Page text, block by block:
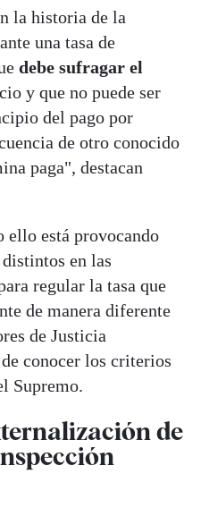
la historia de la
una tasa de
debe sufragar el
y que no puede ser
del pago por
de otro conocido
paga", destacan
ello está provocando
en las
regular la tasa que
de manera diferente
de Justicia
conocer los criterios
Supremo.
de